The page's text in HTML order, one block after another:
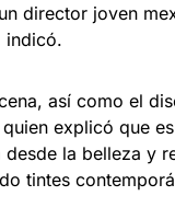
director joven
indicó.
así como el
explicó que
la belleza y
tintes